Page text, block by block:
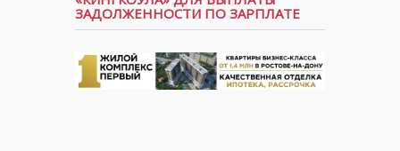
ЗАДОЛЖЕННОСТИ ПО ЗАРПЛАТЕ